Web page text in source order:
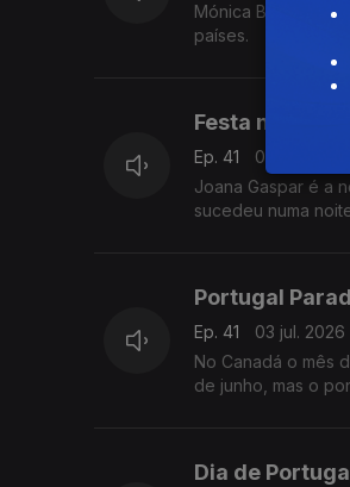
Mónica Bastos
países.
Festa no
Ep. 41
06 jul. 2026
Joana Gaspar é a nova
sucedeu numa
Portugal
Ep. 41
03 jul. 2026
No Canadá o mês
de junho, mas o
Dia de